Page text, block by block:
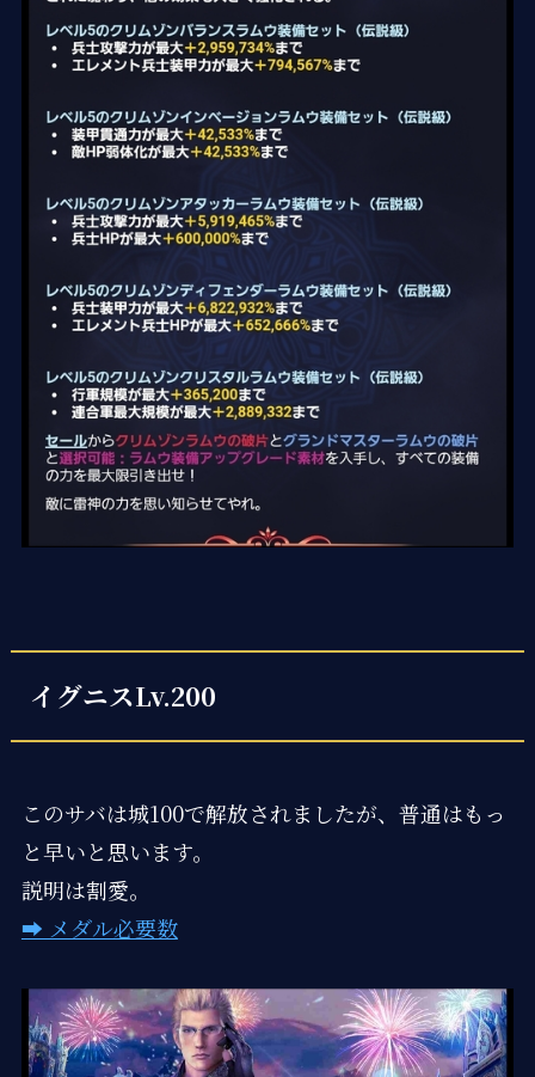
イグニスLv.200
このサバは城100で解放されましたが、普通はもっ
と早いと思います。
説明は割愛。
➡ メダル必要数